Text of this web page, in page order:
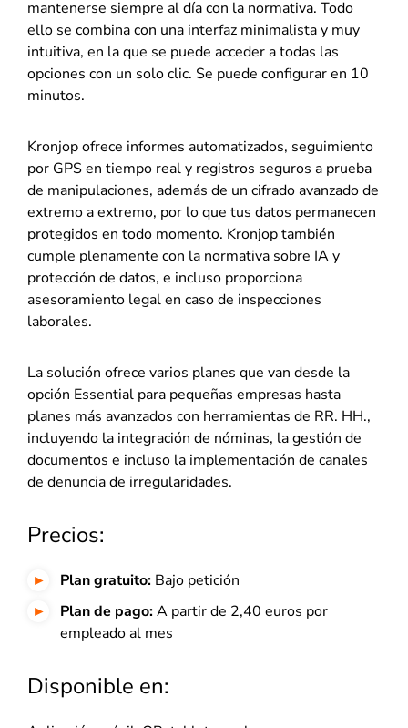
mantenerse siempre al día con la normativa. Todo
ello se combina con una interfaz minimalista y muy
intuitiva, en la que se puede acceder a todas las
opciones con un solo clic. Se puede configurar en 10
minutos.
Kronjop ofrece informes automatizados, seguimiento
por GPS en tiempo real y registros seguros a prueba
de manipulaciones, además de un cifrado avanzado de
extremo a extremo, por lo que tus datos permanecen
protegidos en todo momento. Kronjop también
cumple plenamente con la normativa sobre IA y
protección de datos, e incluso proporciona
asesoramiento legal en caso de inspecciones
laborales.
La solución ofrece varios planes que van desde la
opción Essential para pequeñas empresas hasta
planes más avanzados con herramientas de RR. HH.,
incluyendo la integración de nóminas, la gestión de
documentos e incluso la implementación de canales
de denuncia de irregularidades.
Precios:
Plan gratuito: Bajo petición
Plan de pago:A partir de 2,40 euros por
empleado al mes
Disponible en: